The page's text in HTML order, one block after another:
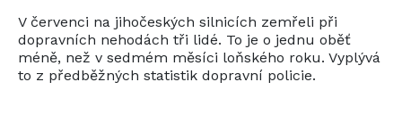
V červenci na jihočeských silnicích zemřeli při
dopravních nehodách tři lidé. To je o jednu oběť
méně, než v sedmém měsíci loňského roku. Vyplývá
to z předběžných statistik dopravní policie.